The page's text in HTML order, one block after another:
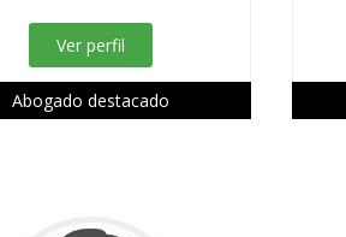
Ver perfil
Abogado destacado